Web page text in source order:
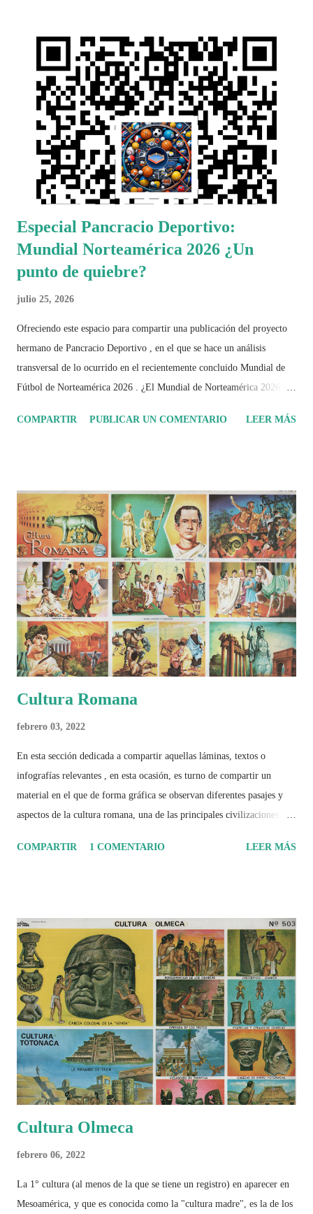
Especial Pancracio Deportivo:
Mundial Norteamérica 2026 ¿Un
punto de quiebre?
julio 25, 2026
Ofreciendo este espacio para compartir una publicación del proyecto
hermano de Pancracio Deportivo , en el que se hace un análisis
transversal de lo ocurrido en el recientemente concluido Mundial de
Fútbol de Norteamérica 2026 . ¿El Mundial de Norteamérica 2026 ha
el recorrido de cada selección con infografías inspiradas en la
2026 ¿Un punto de quiebre?" Este especial de Pancracio Deportivo no
busca decir únicamente quién ganó o quién perdió. Busca responder si
este Mundial marcó un antes y un después en la forma de entender el
deporte, la identidad nacional, la globalización, la comercialización y
el papel del fútbol como reflejo de nuestras sociedades . Son 230
páginas de análisis, ilustraciones originales y ...
COMPARTIR PUBLICAR UN COMENTARIO LEER MÁS
Cultura Romana
febrero 03, 2022
En esta sección dedicada a compartir aquellas láminas, textos o
infografías relevantes , en esta ocasión, es turno de compartir un
material en el que de forma gráfica se observan diferentes pasajes y
aspectos de la cultura romana, una de las principales civilizaciones que
COMPARTIR
1 COMENTARIO LEER MÁS
Cultura Olmeca
febrero 06, 2022
La 1° cultura (al menos de la que se tiene un registro) en aparecer en
Mesoamérica, y que es conocida como la "cultura madre", es la de los